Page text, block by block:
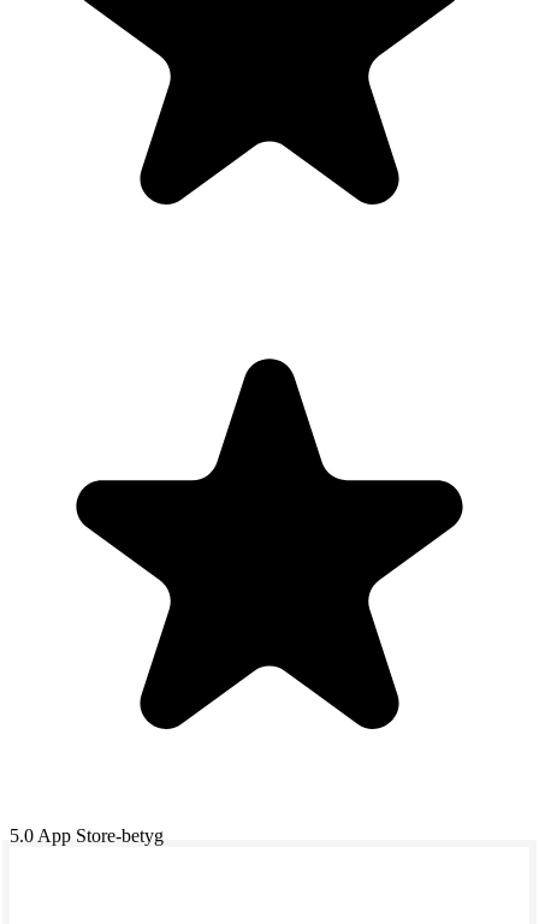
5.0 App Store-betyg